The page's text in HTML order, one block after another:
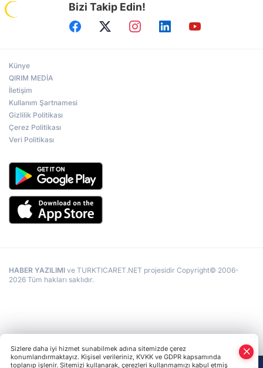
Bizi Takip Edin!
Künye
QIRIM MEDİA
İletişim
Kullanım Şartnamesi
Gizlilik Politikası
Çerez Politikası
Veri Politikası
HABER YAZILIMI ve TURKTICARET.NET projesidir Copyright© 2006-
2026 Tüm hakları saklıdır.
Sizlere daha iyi hizmet sunabilmek adına sitemizde çerez
konumlandırmaktayız. Kişisel verileriniz, KVKK ve GDPR kapsamında
toplanıp işlenir. Sitemizi kullanarak, çerezleri kullanmamızı kabul etmiş